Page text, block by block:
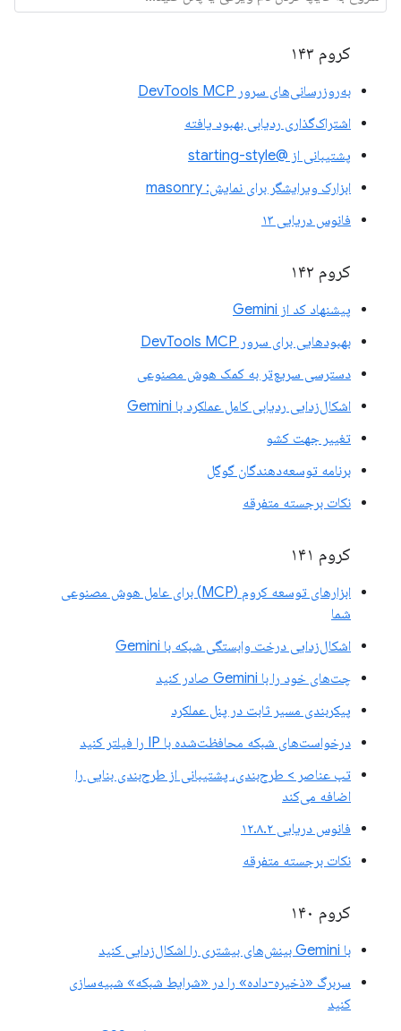
کروم ۱۴۳
به‌روزرسانی‌های سرور DevTools MCP
اشتراک‌گذاری ردیابی بهبود یافته
پشتیبانی از @starting-style
ابزارک ویرایشگر برای نمایش: masonry
فانوس دریایی ۱۳
کروم ۱۴۲
پیشنهاد کد از Gemini
بهبودهایی برای سرور DevTools MCP
دسترسی سریع‌تر به کمک هوش مصنوعی
اشکال‌زدایی ردیابی کامل عملکرد با Gemini
تغییر جهت کشو
برنامه توسعه‌دهندگان گوگل
نکات برجسته متفرقه
کروم ۱۴۱
ابزارهای توسعه کروم (MCP) برای عامل هوش مصنوعی
شما
اشکال‌زدایی درخت وابستگی شبکه با Gemini
چت‌های خود را با Gemini صادر کنید
پیکربندی مسیر ثابت در پنل عملکرد
درخواست‌های شبکه محافظت‌شده با IP را فیلتر کنید
تب عناصر > طرح‌بندی، پشتیبانی از طرح‌بندی بنایی را
اضافه می‌کند
فانوس دریایی ۱۲.۸.۲
نکات برجسته متفرقه
کروم ۱۴۰
با Gemini بینش‌های بیشتری را اشکال‌زدایی کنید
سربرگ «ذخیره-داده» را در «شرایط شبکه» شبیه‌سازی
کنید